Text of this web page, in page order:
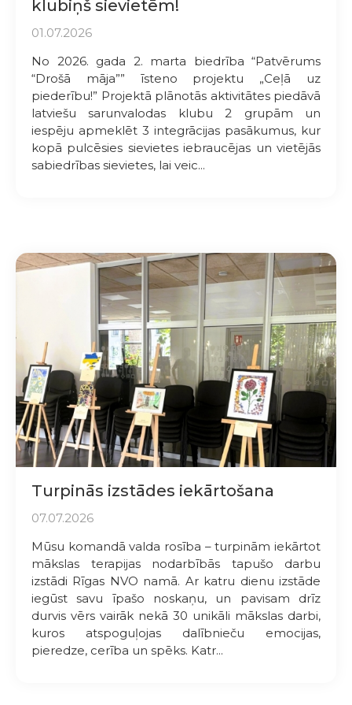
klubiņš sievietēm!
01.07.2026
No 2026. gada 2. marta biedrība “Patvērums
“Drošā māja”” īsteno projektu „Ceļā uz
piederību!” Projektā plānotās aktivitātes piedāvā
latviešu sarunvalodas klubu 2 grupām un
iespēju apmeklēt 3 integrācijas pasākumus, kur
kopā pulcēsies sievietes iebraucējas un vietējās
sabiedrības sievietes, lai veic...
Turpinās izstādes iekārtošana
07.07.2026
Mūsu komandā valda rosība – turpinām iekārtot
mākslas terapijas nodarbībās tapušo darbu
izstādi Rīgas NVO namā. Ar katru dienu izstāde
iegūst savu īpašo noskaņu, un pavisam drīz
durvis vērs vairāk nekā 30 unikāli mākslas darbi,
kuros atspoguļojas dalībnieču emocijas,
pieredze, cerība un spēks. Katr...